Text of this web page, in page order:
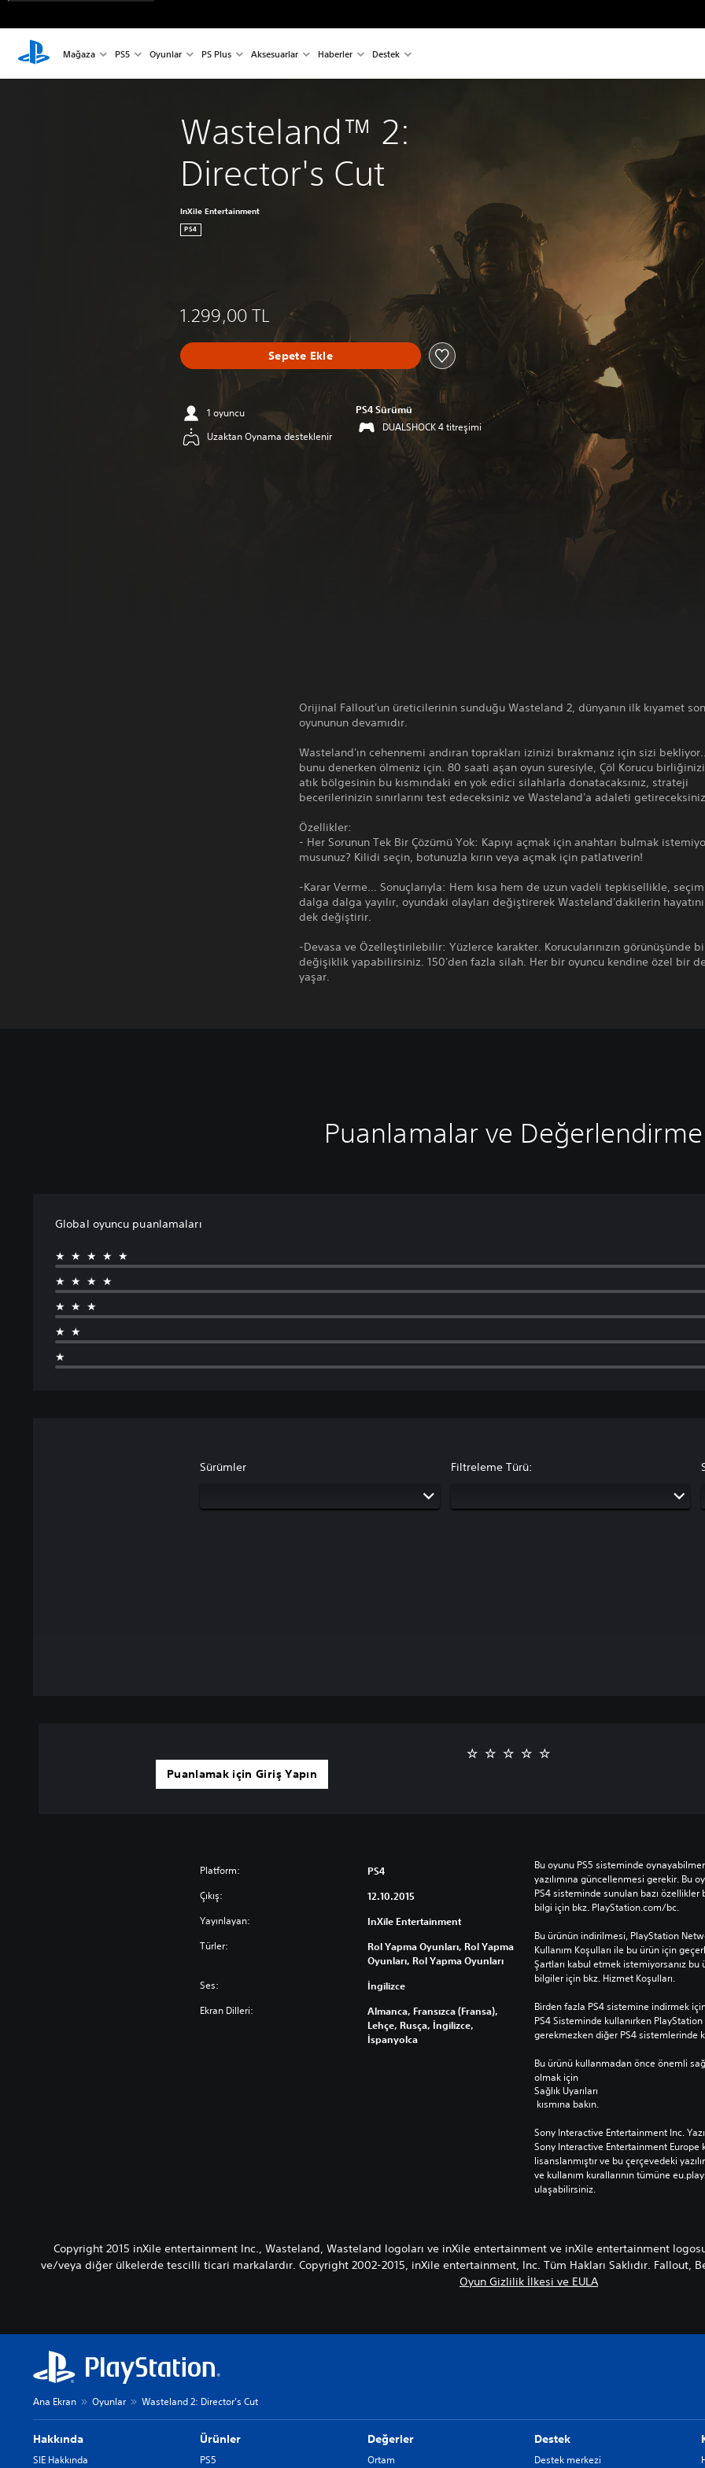
Mağaza PS5 Oyunlar PS Plus Aksesuarlar Haberler Destek
Wasteland™ 2:
Director's Cut
InXile Entertainment
PS4
1.299,00 TL
Sepete Ekle
1 oyuncu
Uzaktan Oynama desteklenir
PS4 Sürümü
DUALSHOCK 4 titreşimi
Orijinal Fallout'un üreticilerinin sunduğu Wasteland 2, dünyanın ilk kıyamet
oyununun devamıdır.
Wasteland'ın cehennemi andıran toprakları izinizi bırakmanız için sizi
bunu denerken ölmeniz için. 80 saati aşan oyun suresiyle, Çöl Korucu
atık bölgesinin bu kısmındaki en yok edici silahlarla donatacaksınız, strateji
becerilerinizin sınırlarını test edeceksiniz ve Wasteland'a adaleti
Özellikler:
- Her Sorunun Tek Bir Çözümü Yok: Kapıyı açmak için anahtarı bulmak
musunuz? Kilidi seçin, botunuzla kırın veya açmak için patlatıverin!
-Karar Verme... Sonuçlarıyla: Hem kısa hem de uzun vadeli tepkisellikle,
dalga dalga yayılır, oyundaki olayları değiştirerek Wasteland'dakilerin
dek değiştirir.
-Devasa ve Özelleştirilebilir: Yüzlerce karakter. Korucularınızın görünüşünde
değişiklik yapabilirsiniz. 150'den fazla silah. Her bir oyuncu kendine özel bir
yaşar.
Puanlamalar ve
Global oyuncu puanlamaları
★★★★★
★★★★
★★★
★★
★
Sürümler Filtreleme Türü:
Puanlamak için Giriş Yapın
Platform: PS4
Çıkış: 12.10.2015
Yayınlayan: InXile Entertainment
Türler:
Rol Yapma Oyunları, Rol Yapma
Oyunları, Rol Yapma Oyunları
Ses: İngilizce
Ekran Dilleri:
Almanca, Fransızca (Fransa),
Lehçe, Rusça, İngilizce,
İspanyolca
Bu oyunu PS5 sisteminde
yazılımına güncellenmesi gerekir. Bu
PS4 sisteminde sunulan bazı özellikler
bilgi için bkz. PlayStation.com/bc.
Bu ürünün indirilmesi, PlayStation
Kullanım Koşulları ile bu ürün için
Şartları kabul etmek istemiyorsanız
bilgiler için bkz. Hizmet Koşulları.
Birden fazla PS4 sistemine indirmek
PS4 Sisteminde kullanırken
gerekmezken diğer PS4 sistemlerinde
Bu ürünü kullanmadan önce önemli
olmak için
Sağlık Uyarıları
kısmına bakın.
Sony Interactive Entertainment Inc.
Sony Interactive Entertainment Europe
lisanslanmıştır ve bu çerçevedeki
ve kullanım kurallarının tümüne
ulaşabilirsiniz.
Copyright 2015 inXile entertainment Inc., Wasteland, Wasteland logoları ve inXile entertainment ve inXile entertainment
ve/veya diğer ülkelerde tescilli ticari markalardır. Copyright 2002-2015, inXile entertainment, Inc. Tüm Hakları Saklıdır. Fallout,
Oyun Gizlilik İlkesi ve EULA
Ana Ekran Oyunlar Wasteland 2: Director's Cut
Hakkında
SIE Hakkında
Ürünler
PS5
Değerler
Ortam
Destek
Destek merkezi